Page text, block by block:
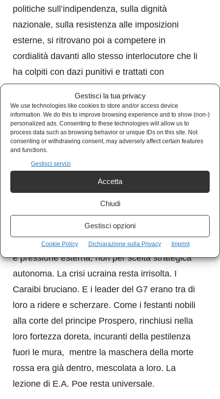
Gestisci la tua privacy
We use technologies like cookies to store and/or access device
information. We do this to improve browsing experience and to show (non-)
personalized ads. Consenting to these technologies will allow us to
process data such as browsing behavior or unique IDs on this site. Not
consenting or withdrawing consent, may adversely affect certain features
and functions.
Gestisci servizi
Accetta
Chiudi
Gestisci opzioni
Cookie Policy Dichiarazione sulla Privacy Imprint
politiche sull’indipendenza, sulla dignità
nazionale, sulla resistenza alle imposizioni
esterne, si ritrovano poi a competere in
cordialità davanti allo stesso interlocutore che li
ha colpiti con dazi punitivi e trattati con
senso banale: è la logica di un sistema in cui la
sovranità è un prodotto per il consumo interno
e la subalternità è la prassi nei rapporti reali.
Nel frattempo, fuori dalla bolla di Evian, il
mondo continua a ridisegnarsi. L’accordo Iran-
USA sta già cambiando gli equilibri del Medio
vertice abbia avuto un ruolo negoziale
rilevante. Il riarmo europeo procede per inerzia
e pressione esterna, non per scelta strategica
autonoma. La crisi ucraina resta irrisolta. I
Caraibi bruciano. E i leader del G7 erano tra di
loro a ridere e scherzare. Come i festanti nobili
alla corte del principe Prospero, rinchiusi nella
loro fortezza doreta, incuranti della pestilenza
fuori le mura, mentre la maschera della morte
rossa era già dentro, mescolata a loro. La
lezione di E.A. Poe resta universale.